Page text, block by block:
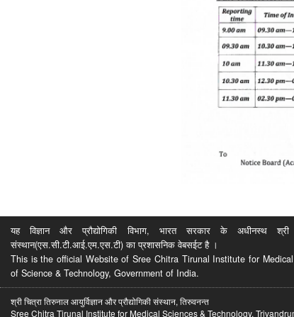
यह विज्ञान और प्रौद्योगिकी विभाग, भारत सरकार के अधीनस्थ श्री
संस्थान(एस.सी.टी.आई.एम.एस.टी) का प्रशासनिक वेबसईट है ।
This is the official Website of Sree Chitra Tirunal Institute for
of Science & Technology, Government of India.
श्री चित्रा तिरुनाल आयुर्विज्ञान और प्रौद्योगिकी संस्थान, तिरुवनन्त
Sree Chitra Tirunal Institute for Medical Sciences & Technology,